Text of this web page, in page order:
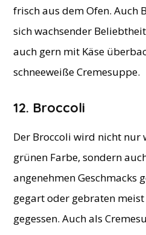
frisch aus dem Ofen. Auch
sich wachsender
auch gern mit Käse
schneeweiße Cremesuppe.
12. Broccoli
Der Broccoli wird nicht nur
grünen Farbe, sondern
angenehmen Geschmacks
gegart oder gebraten
gegessen. Auch als